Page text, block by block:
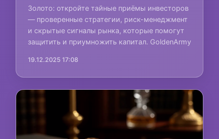
Золото: откройте тайные приёмы инвесторов
— проверенные стратегии, риск-менеджмент
и скрытые сигналы рынка, которые помогут
защитить и приумножить капитал. GoldenArmy
19.12.2025 17:08